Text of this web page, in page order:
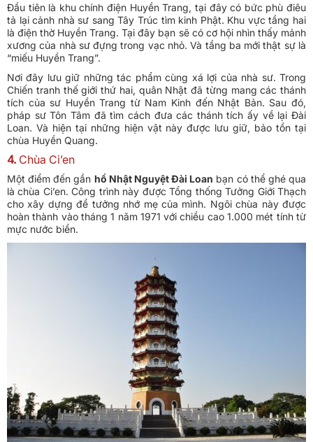
Đầu tiên là khu chính điện Huyền Trang, tại đây có bức phù điêu
tả lại cảnh nhà sư sang Tây Trúc tìm kinh Phật. Khu vực tầng hai
là điện thờ Huyền Trang. Tại đây bạn sẽ có cơ hội nhìn thấy mảnh
xương của nhà sư đựng trong vạc nhỏ. Và tầng ba mới thật sự là
“miếu Huyền Trang”.
Nơi đây lưu giữ những tác phẩm cùng xá lợi của nhà sư. Trong
Chiến tranh thế giới thứ hai, quân Nhật đã từng mang các thánh
tích của sư Huyền Trang từ Nam Kinh đến Nhật Bản. Sau đó,
pháp sư Tôn Tâm đã tìm cách đưa các thánh tích ấy về lại Đài
Loan. Và hiện tại những hiện vật này được lưu giữ, bảo tồn tại
chùa Huyền Quang.
4. Chùa Ci’en
Một điểm đến gần hồ Nhật Nguyệt Đài Loan bạn có thể ghé qua
là chùa Ci’en. Công trình này được Tổng thống Tưởng Giới Thạch
cho xây dựng để tưởng nhớ mẹ của mình. Ngôi chùa này được
hoàn thành vào tháng 1 năm 1971 với chiều cao 1.000 mét tính từ
mực nước biển.